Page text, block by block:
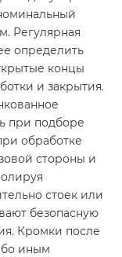
Регулярная
определить
концы
и закрытия.
при подборе
обработке
стороны и
стоек или
безопасную
Кромки после
иным